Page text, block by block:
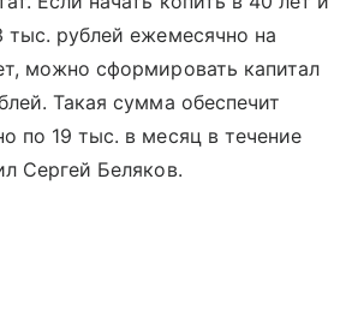
тыс. рублей ежемесячно на
можно сформировать капитал
Такая сумма обеспечит
по 19 тыс. в месяц в течение
Сергей Беляков.